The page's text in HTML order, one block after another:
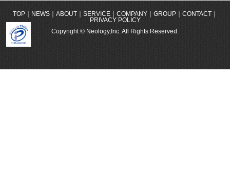
TOP NEWS ABOUT SERVICE COMPANY GROUP
CONTACT
PRIVACY POLICY
Copyright © Neology,Inc. All Rights Reserved.